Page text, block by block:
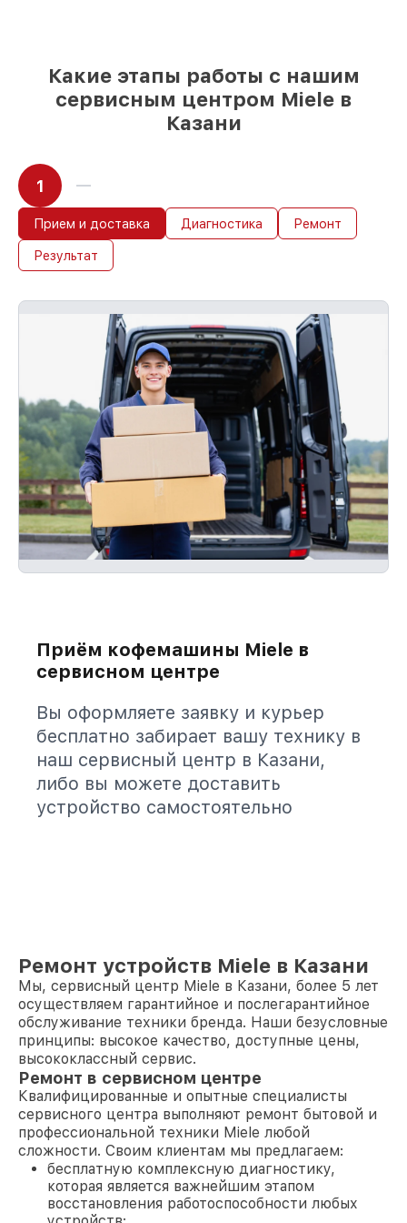
Какие этапы работы с нашим
сервисным центром Miele в
Казани
1
Прием и доставка Диагностика Ремонт
Результат
Приём кофемашины Miele в
сервисном центре
Вы оформляете заявку и курьер
бесплатно забирает вашу технику в
наш сервисный центр в Казани,
либо вы можете доставить
устройство самостоятельно
Ремонт устройств Miele в Казани
Мы, сервисный центр Miele в Казани, более 5 лет
осуществляем гарантийное и послегарантийное
обслуживание техники бренда. Наши безусловные
принципы: высокое качество, доступные цены,
высококлассный сервис.
Ремонт в сервисном центре
Квалифицированные и опытные специалисты
сервисного центра выполняют ремонт бытовой и
профессиональной техники Miele любой
сложности. Своим клиентам мы предлагаем:
бесплатную комплексную диагностику,
которая является важнейшим этапом
восстановления работоспособности любых